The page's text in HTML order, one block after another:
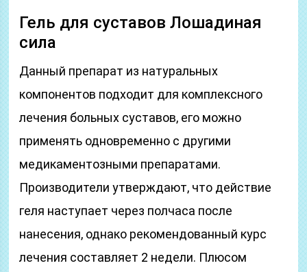
Гель для суставов Лошадиная
сила
Данный препарат из натуральных
компонентов подходит для комплексного
лечения больных суставов, его можно
применять одновременно с другими
медикаментозными препаратами.
Производители утверждают, что действие
геля наступает через полчаса после
нанесения, однако рекомендованный курс
лечения составляет 2 недели. Плюсом